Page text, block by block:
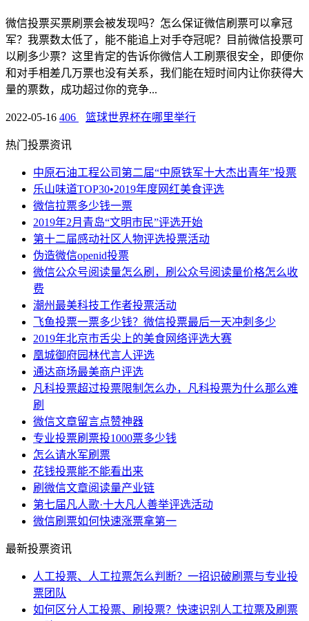
微信投票买票刷票会被发现吗？怎么保证微信刷票可以拿冠
军？我票数太低了，能不能追上对手夺冠呢？目前微信投票可
以刷多少票？这里肯定的告诉你微信人工刷票很安全，即便你
和对手相差几万票也没有关系，我们能在短时间内让你获得大
量的票数，成功超过你的竞争...
2022-05-16 406 篮球世界杯在哪里举行
热门投票资讯
中原石油工程公司第二届“中原铁军十大杰出青年”投票
乐山味道TOP30•2019年度网红美食评选
微信拉票多少钱一票
2019年2月青岛“文明市民”评选开始
第十二届感动社区人物评选投票活动
伪造微信openid投票
微信公众号阅读量怎么刷，刷公众号阅读量价格怎么收
费
潮州最美科技工作者投票活动
飞鱼投票一票多少钱？微信投票最后一天冲刺多少
2019年北京市舌尖上的美食网络评选大赛
凰城御府园林代言人评选
通达商场最美商户评选
凡科投票超过投票限制怎么办，凡科投票为什么那么难
刷
微信文章留言点赞神器
专业投票刷票投1000票多少钱
怎么请水军刷票
花钱投票能不能看出来
刷微信文章阅读量产业链
第七届凡人歌·十大凡人善举评选活动
微信刷票如何快速涨票拿第一
最新投票资讯
人工投票、人工拉票怎么判断？一招识破刷票与专业投
票团队
如何区分人工投票、刷投票？快速识别人工拉票及刷票